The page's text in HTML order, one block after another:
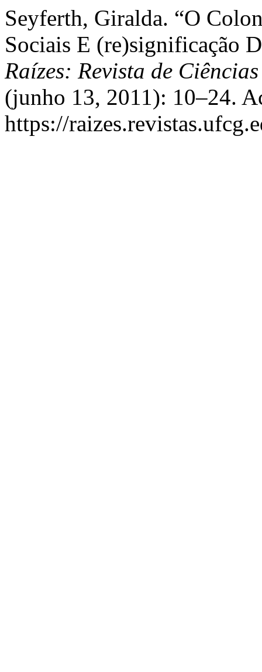
Seyferth, Giralda. “O
Sociais E (re)significação
Raízes: Revista de
(junho 13, 2011): 10–24.
https://